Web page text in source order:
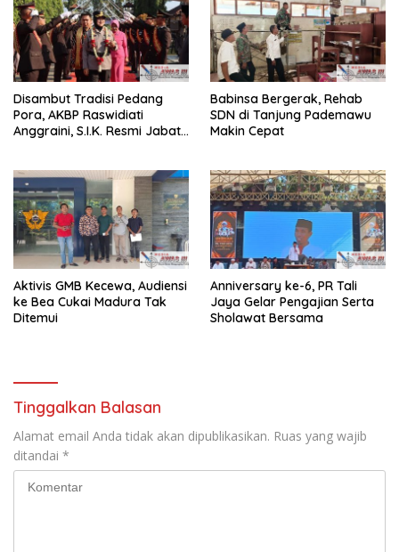
Disambut Tradisi Pedang
Pora, AKBP Raswidiati
Anggraini, S.I.K. Resmi Jabat
Babinsa Bergerak, Rehab
SDN di Tanjung Pademawu
Makin Cepat
Aktivis GMB Kecewa, Audiensi
ke Bea Cukai Madura Tak
Ditemui
Anniversary ke-6, PR Tali
Jaya Gelar Pengajian Serta
Sholawat Bersama
Tinggalkan Balasan
Alamat email Anda tidak akan dipublikasikan. Ruas yang wajib
ditandai *